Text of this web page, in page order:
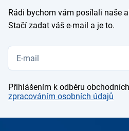
Rádi bychom vám posílali naše
Stačí zadat váš e-mail a je to.
Přihlášením k odběru
zpracováním osobních údajů